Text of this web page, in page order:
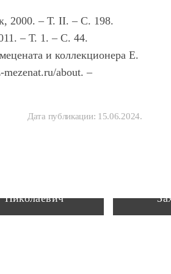
2000. – Т. II. – С. 198.
– Т. 1. – С. 44.
и коллекционера Е.
about. –
Дата публикации: 15.06.2024.
Николаевич